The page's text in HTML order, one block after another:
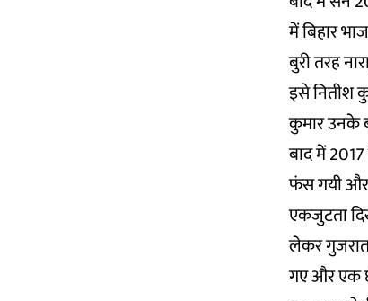
में बिहार
बुरी तरह
इसे नितीश
कुमार उनके
बाद में
फंस गयी और
एकजुटता
लेकर गुजरात
गए और एक